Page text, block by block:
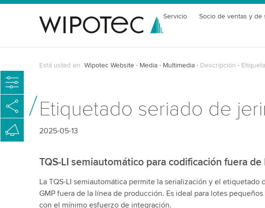
Servicio Socio de ventas y de
Está usted en: Wipotec Website Media Multimedia Descripción
Etiquetado seriado de
2025-05-13
TQS-LI semiautomático para codificación fuera de
La TQS-LI semiautomática permite la serialización y el etiquetado
GMP fuera de la línea de producción. Es ideal para lotes
con el mínimo esfuerzo de integración.